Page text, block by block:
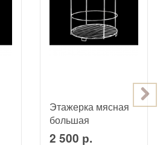
Этажерка мясная
большая
2 500 р.